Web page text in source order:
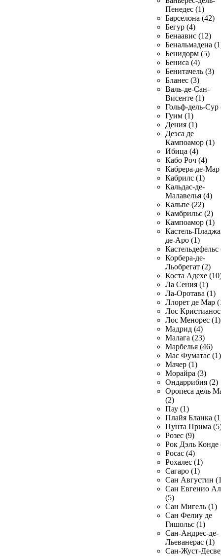
Пенедес (1)
Барселона (42)
Бегур (4)
Бенаавис (12)
Бенальмадена
Бенидорм (5)
Бениса (4)
Бенитачель (3)
Бланес (3)
Валь-де-Сан-
Висенте (1)
Гольф-дель-Сур
Гуим (1)
Дения (1)
Деэса де
Кампоамор (1)
Ибица (4)
Кабо Роч (4)
Кабрера-де-Мар
Кабрилс (1)
Кальдас-де-
Малавелья (4)
Кальпе (22)
Камбрильс (2)
Кампоамор (1)
Кастель-
де-Аро (1)
Кастельдефельс
Корбера-де-
Льобрегат (2)
Коста Адехе
Ла Сения (1)
Ла-Оротава (1)
Ллорет де Мар
Лос
Лос Менорес (1)
Мадрид (4)
Малага (23)
Марбелья (46)
Мас Фуматас (1)
Мачер (1)
Морайра (3)
Ондаррибия (2)
Оропеса дель
(2)
Пау (1)
Плайя Бланка
Пунта Прима
Розес (9)
Рок Дэль Конде
Росас (4)
Рохалес (1)
Сагаро (1)
Сан Августин
Сан Евгенио
(5)
Сан Мигель (1)
Сан Фелиу де
Гишольс (1)
Сан-Андрес-де-
Льеванерас (1)
Сан-Жуст-